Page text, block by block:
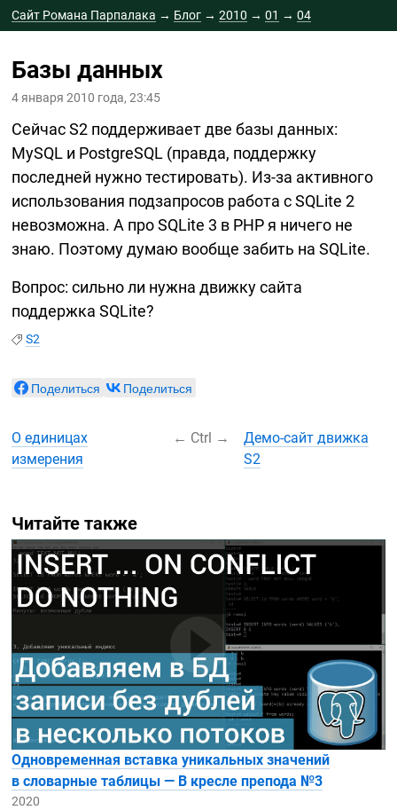
Сайт Романа Парпалака → Блог →2010 →01 →04
Базы данных
4 января 2010 года, 23:45
Сейчас S2 поддерживает две базы данных:
MySQL и PostgreSQL (правда, поддержку
последней нужно тестировать). Из-за активного
использования подзапросов работа с SQLite 2
невозможна. А про SQLite 3 в PHP я ничего не
знаю. Поэтому думаю вообще забить на SQLite.
Вопрос: сильно ли нужна движку сайта
поддержка SQLite?
S2
Поделиться Поделиться
О единицах
измерения
← Ctrl → Демо-сайт движка
S2
Читайте также
Одновременная вставка уникальных значений
в словарные таблицы — В кресле препода №3
2020